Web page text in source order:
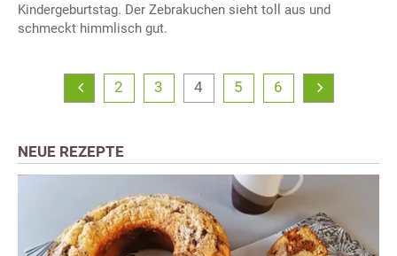
Kindergeburtstag. Der Zebrakuchen sieht toll aus und
schmeckt himmlisch gut.
2 3 4 5 6
NEUE REZEPTE